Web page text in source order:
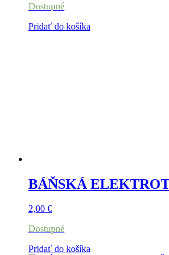
Dostupné
Pridať do košíka
BÁŇSKÁ
2,00 €
Dostupné
Pridať do košíka